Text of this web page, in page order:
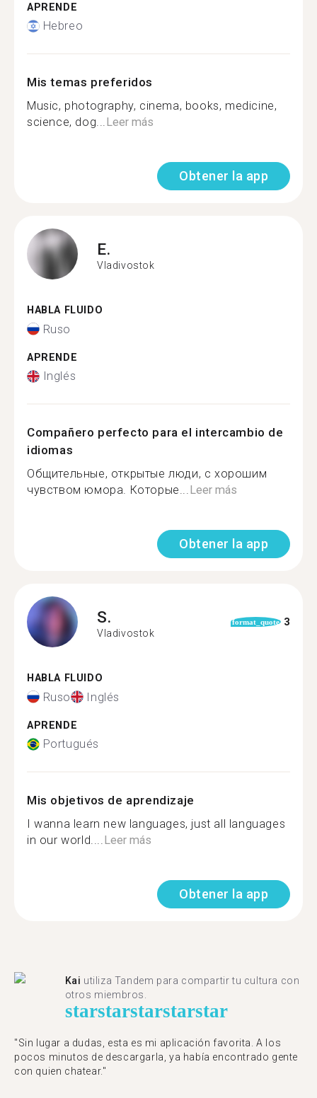
APRENDE
Hebreo
Mis temas preferidos
Music, photography, cinema, books, medicine,
science, dog...Leer más
Obtener la app
E.
Vladivostok
HABLA FLUIDO
Ruso
APRENDE
Inglés
Compañero perfecto para el intercambio de
idiomas
Общительные, открытые люди, с хорошим
чувством юмора. Которые...Leer más
Obtener la app
S.
Vladivostok
format_quote 3
HABLA FLUIDO
Ruso Inglés
APRENDE
Portugués
Mis objetivos de aprendizaje
I wanna learn new languages, just all languages
in our world....Leer más
Obtener la app
Kai utiliza Tandem para compartir tu cultura con
otros miembros.
starstarstarstarstar
"Sin lugar a dudas, esta es mi aplicación favorita. A los
pocos minutos de descargarla, ya había encontrado gente
con quien chatear."